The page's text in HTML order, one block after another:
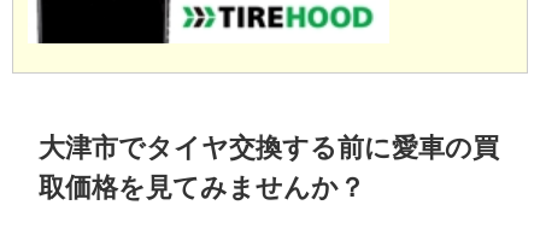
大津市でタイヤ交換する前に愛車の買
取価格を見てみませんか？